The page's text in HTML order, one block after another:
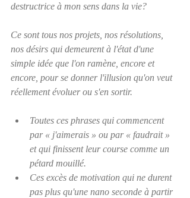
destructrice à mon sens dans la vie?
Ce sont tous nos projets, nos résolutions,
nos désirs qui demeurent à l'état d'une
simple idée que l'on ramène, encore et
encore, pour se donner l'illusion qu'on veut
réellement évoluer ou s'en sortir.
Toutes ces phrases qui commencent
par « j'aimerais » ou par « faudrait »
et qui finissent leur course comme un
pétard mouillé.
Ces excès de motivation qui ne durent
pas plus qu'une nano seconde à partir